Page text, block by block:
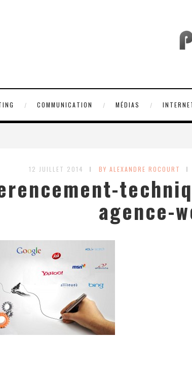
COMMUNICATION MÉDIAS
12 JUILLET 2014 BY ALEXANDRE ROCOURT
agence-